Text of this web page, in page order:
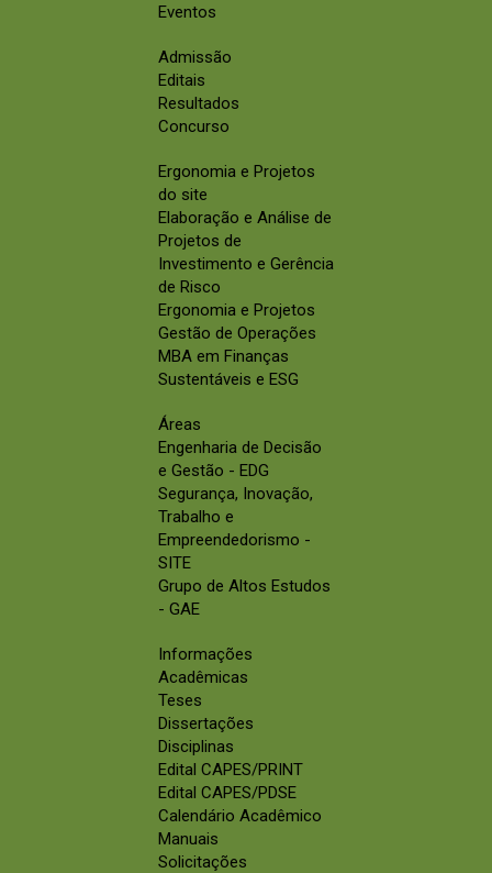
Eventos
Admissão
Editais
Resultados
Concurso
Ergonomia e Projetos
do site
Elaboração e Análise de
Projetos de
Investimento e Gerência
de Risco
Ergonomia e Projetos
Gestão de Operações
MBA em Finanças
Sustentáveis e ESG
Áreas
Engenharia de Decisão
e Gestão - EDG
Segurança, Inovação,
Trabalho e
Empreendedorismo -
SITE
Grupo de Altos Estudos
- GAE
Informações
Acadêmicas
Teses
Dissertações
Disciplinas
Edital CAPES/PRINT
Edital CAPES/PDSE
Calendário Acadêmico
Manuais
Solicitações